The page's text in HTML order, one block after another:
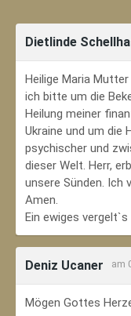
Dietlinde
Heilige Maria
ich bitte um die
Heilung meiner
Ukraine und um die
psychischer und
dieser Welt. Herr,
unsere Sünden. Ich
Amen.
Ein ewiges vergelt`s
Deniz Ucaner am
Mögen Gottes